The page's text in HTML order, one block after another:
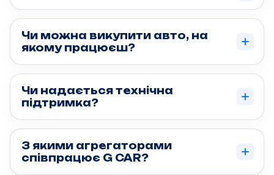
Чи можна викупити авто, на
якому працюєш?
Чи надається технічна
підтримка?
З якими агрегаторами
співпрацює G CAR?